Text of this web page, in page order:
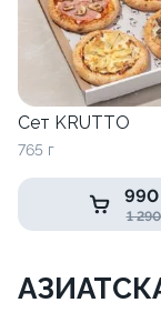
Сет KRUTTO
765 г
990
1